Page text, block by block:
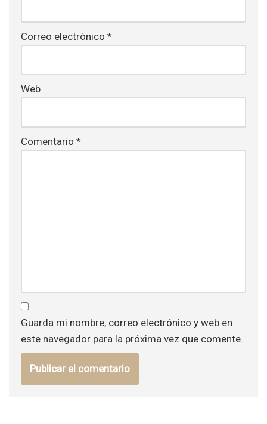
Correo electrónico *
Web
Comentario *
Guarda mi nombre, correo electrónico y web en
este navegador para la próxima vez que comente.